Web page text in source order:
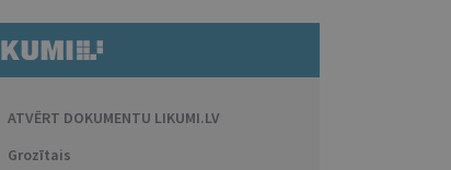
ATVĒRT DOKUMENTU LIKUMI.LV
Grozītais